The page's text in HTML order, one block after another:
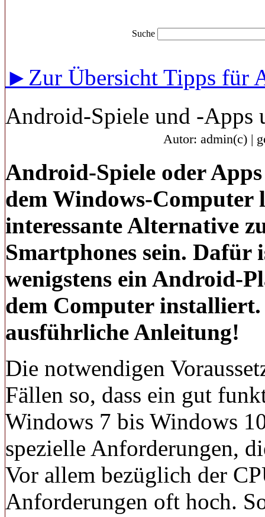
Suche
►Zur Übersicht Tipps für
Android-Spiele und -Apps
Autor: admin(c) |
Android-Spiele oder
dem Windows-Computer
interessante Alternative
Smartphones sein.
wenigstens ein Android-
dem Computer installiert.
ausführliche Anleitung!
Die notwendigen
Fällen so, dass ein gut
Windows 7 bis Windows
spezielle Anforderungen,
Vor allem bezüglich der
Anforderungen oft hoch.